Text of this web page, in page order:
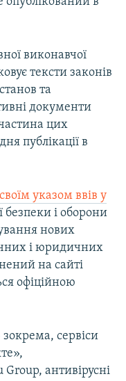
виконавчої
тексти законів
та
документи
цих
публікації в
указом ввів у
і оборони
нових
і юридичних
на сайті
офіційною
сервіси
антивірусні